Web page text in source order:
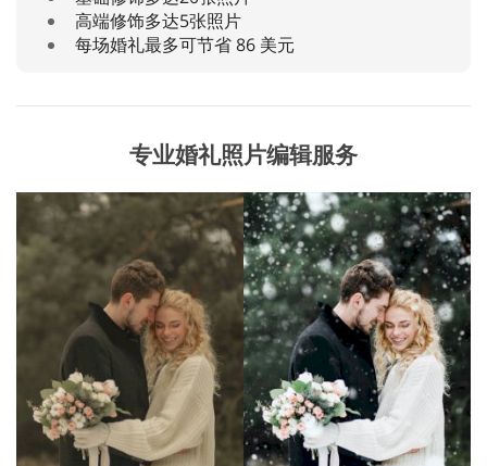
高端修饰多达5张照片
每场婚礼最多可节省 86 美元
专业婚礼照片编辑服务